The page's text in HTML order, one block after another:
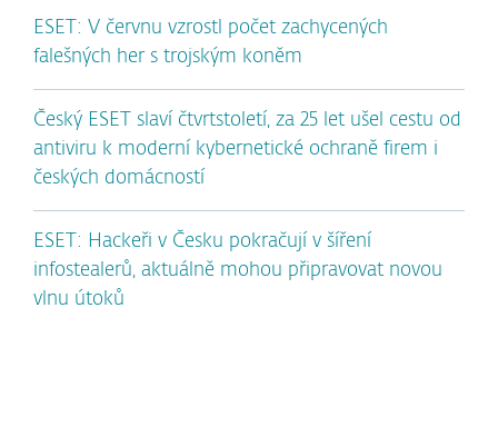
ESET: V červnu vzrostl počet zachycených
falešných her s trojským koněm
Český ESET slaví čtvrtstoletí, za 25 let ušel cestu od
antiviru k moderní kybernetické ochraně firem i
českých domácností
ESET: Hackeři v Česku pokračují v šíření
infostealerů, aktuálně mohou připravovat novou
vlnu útoků